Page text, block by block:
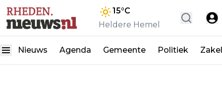
15°C
Heldere Hemel
Nieuws Agenda Gemeente Politiek